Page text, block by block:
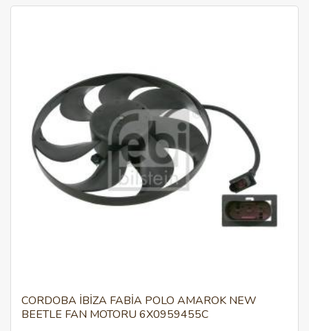
CORDOBA İBIZA FABIA POLO AMAROK NEW
BEETLE FAN MOTORU 6X0959455C